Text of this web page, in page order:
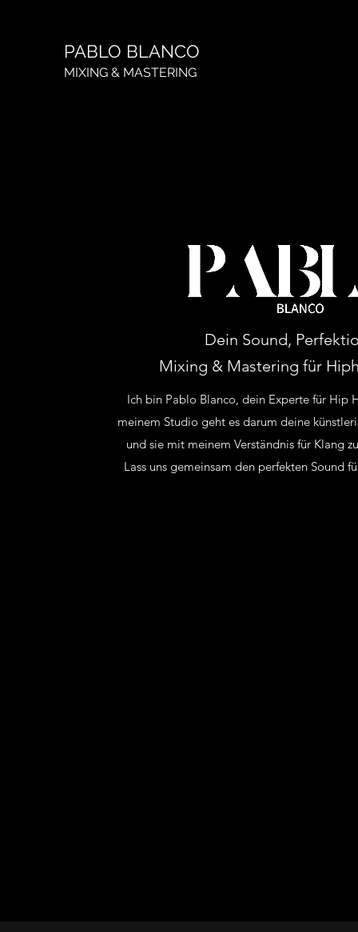
PABLO BLANCO
MIXING & MASTERING
Pablo
Dein Sound,
Mixing & Mastering für
Ich bin Pablo Blanco, dein Experte für Hip
meinem Studio geht es darum deine
und sie mit meinem Verständnis für Klang
Lass uns gemeinsam den perfekten Sound